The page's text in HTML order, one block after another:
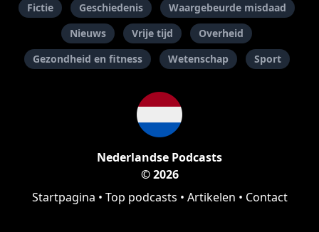
Fictie
Geschiedenis
Waargebeurde misdaad
Nieuws
Vrije tijd
Overheid
Gezondheid en fitness
Wetenschap Sport
Nederlandse Podcasts
© 2026
Startpagina • Top podcasts • Artikelen • Contact